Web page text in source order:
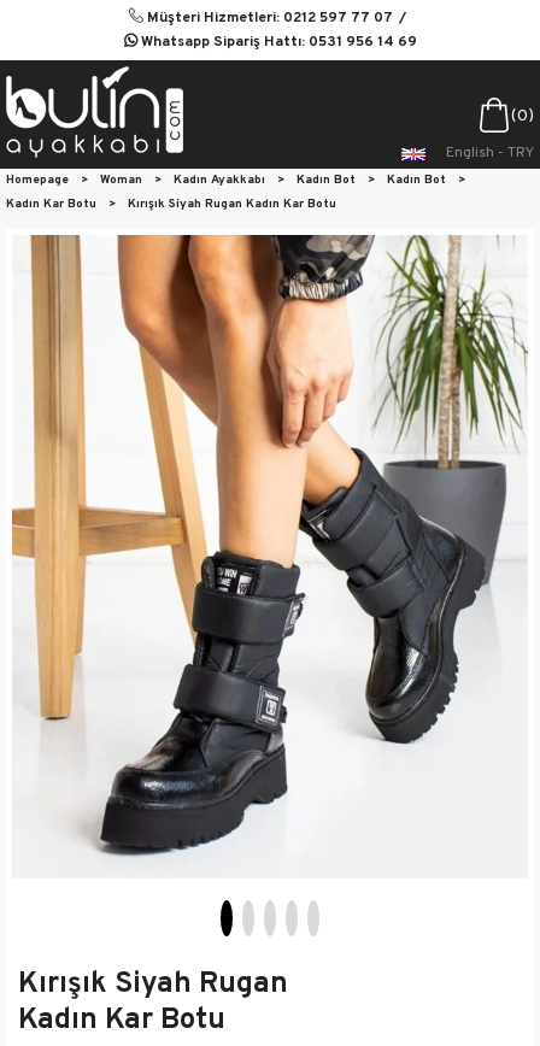
Müşteri Hizmetleri: 0212 597 77 07
Whatsapp Sipariş Hattı: 0531 956 14 69
0
English - TRY
Homepage > Woman > Kadın Ayakkabı > Kadın Bot > Kadın Bot
>
Kadın Kar Botu
> Kırışık Siyah Rugan Kadın Kar Botu
Kırışık Siyah Rugan
Kadın Kar Botu